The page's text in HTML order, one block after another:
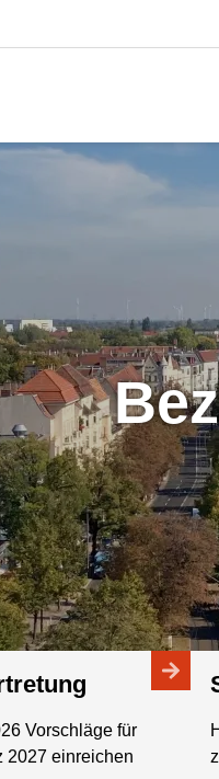
Vorschläge für
2027 einreichen